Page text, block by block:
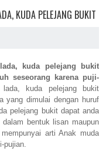
KUDA PELEJANG BUKIT
kuda pelejang bukit
seseorang karena puji-
kuda pelejang bukit
yang dimulai dengan huruf
pelejang bukit dapat anda
bentuk lisan maupun
arti Anak muda
pujian.